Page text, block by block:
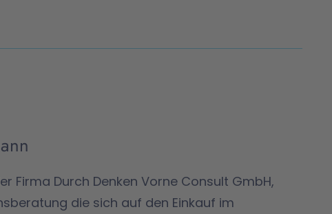
Firma Durch Denken Vorne Consult GmbH,
die sich auf den Einkauf im